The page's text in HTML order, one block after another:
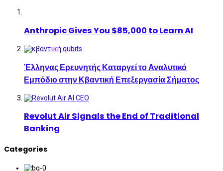
Anthropic Gives You $85,000 to Learn AI
Έλληνας Ερευνητής Καταργεί το Αναλυτικό
Εμπόδιο στην Κβαντική Επεξεργασία Σήματος
Revolut Air Signals the End of Traditional
Banking
Categories